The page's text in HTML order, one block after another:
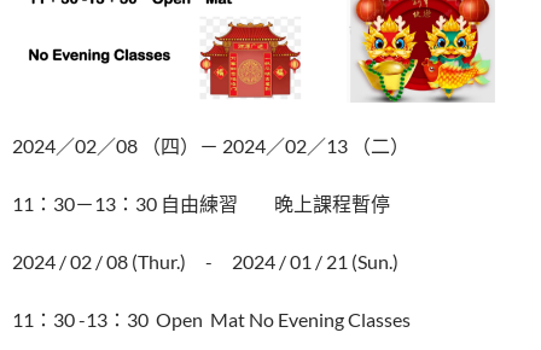
2024／02／08 （四）－ 2024／02／13 （二）
11：30－13：30 自由練習 晚上課程暫停
2024 / 02 / 08 (Thur.)­ - 2024 / 01 / 21 (Sun.)
11：30 -13：30 Open Mat No Evening Classes